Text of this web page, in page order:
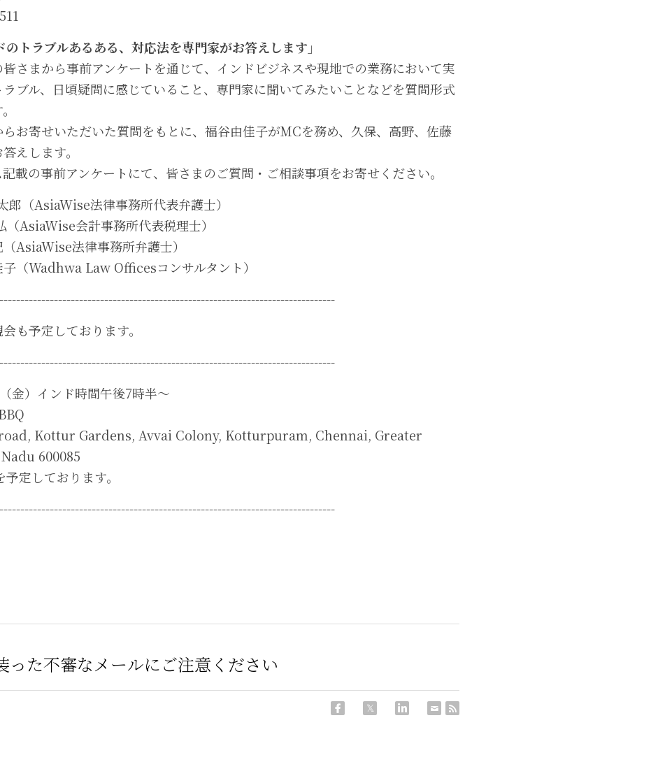
トラブルあるある、対応法を専門家がお答えします」
さまから事前アンケートを通じて、インドビジネスや現地での業務において実
ブル、日頃疑問に感じていること、専門家に聞いてみたいことなどを質問形式
お寄せいただいた質問をもとに、福谷由佳子がMCを務め、久保、高野、佐藤
えします。
載の事前アンケートにて、皆さまのご質問・ご相談事項をお寄せください。
郎（AsiaWise法律事務所代表弁護士）
会計事務所代表税理士）
法律事務所弁護士）
Law Officesコンサルタント）
も予定しております。
金）インド時間午後7時半～
Kottur Gardens, Avvai Colony, Kotturpuram, Chennai, Greater
600085
予定しております。
った不審なメールにご注意ください